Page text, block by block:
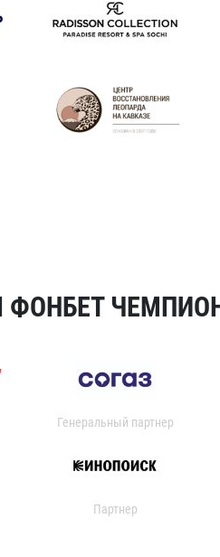
Генеральный партнер
Партнер